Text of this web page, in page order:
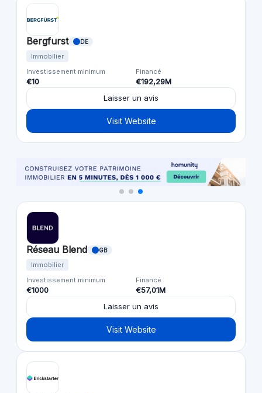
Bergfurst DE
Immobilier
Investissement minimum
€10
Financé
€192,29M
Laisser un avis
Visit Website
Réseau Blend GB
Immobilier
Investissement minimum
€1000
Financé
€57,01M
Laisser un avis
Visit Website